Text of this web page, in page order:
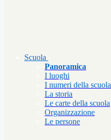
Scuola
Panoramica
I luoghi
I numeri della scuola
La storia
Le carte della scuola
Organizzazione
Le persone